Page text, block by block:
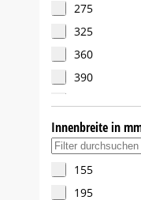
275
325
360
390
570
770
Innenbreite in
Suche in
155
195